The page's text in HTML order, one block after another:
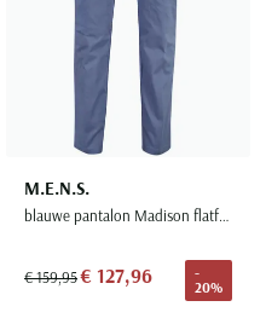
M.E.N.S.
blauwe pantalon Madison flatfront model normale fit
€ 159,95€ 127,96
-
20%